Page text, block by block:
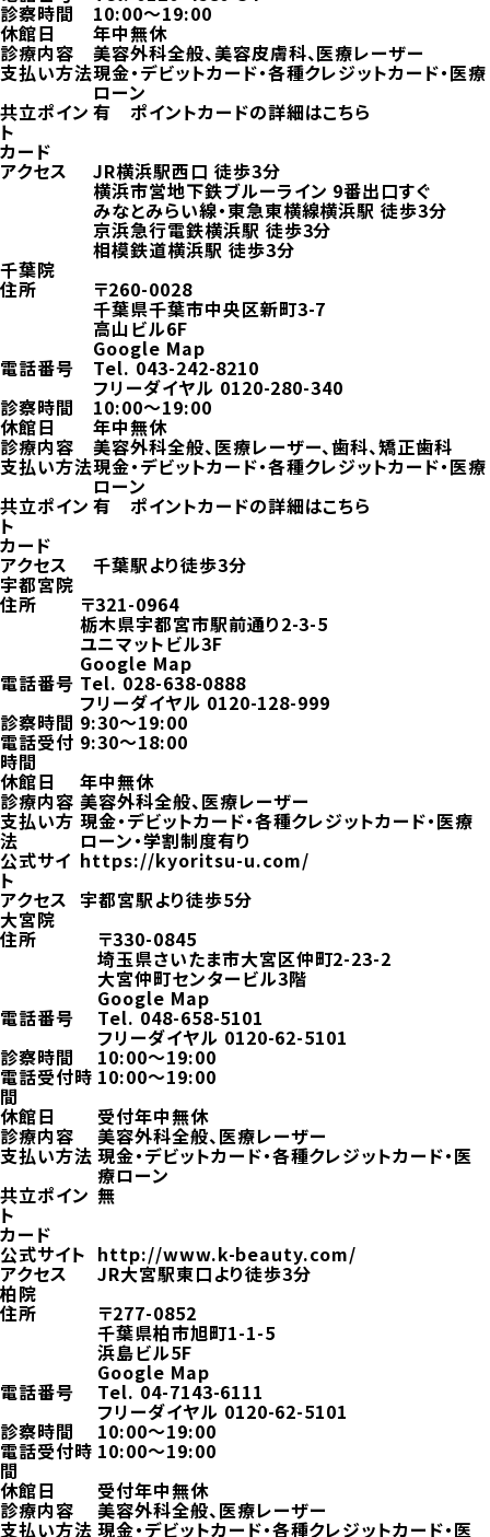
診察時間 10:00～19:00
休館日 年中無休
診療内容 美容外科全般、美容皮膚科、医療レーザー
支払い方法現金・デビットカード・各種クレジットカード・医療
ローン
共立ポイン
ト
カード
有 ポイントカードの詳細はこちら
アクセス JR横浜駅西口 徒歩3分
横浜市営地下鉄ブルーライン 9番出口すぐ
みなとみらい線・東急東横線横浜駅 徒歩3分
京浜急行電鉄横浜駅 徒歩3分
相模鉄道横浜駅 徒歩3分
千葉院
住所 〒260-0028
千葉県千葉市中央区新町3-7
高山ビル6F
Google Map
電話番号 Tel.043-242-8210
フリーダイヤル 0120-280-340
診察時間 10:00～19:00
休館日 年中無休
診療内容 美容外科全般、医療レーザー、歯科、矯正歯科
支払い方法現金・デビットカード・各種クレジットカード・医療
ローン
共立ポイン
ト
カード
有 ポイントカードの詳細はこちら
アクセス 千葉駅より徒歩3分
宇都宮院
住所 〒321-0964
栃木県宇都宮市駅前通り2-3-5
ユニマットビル3F
Google Map
電話番号 Tel.028-638-0888
フリーダイヤル 0120-128-999
診察時間 9:30～19:00
電話受付
時間
9:30～18:00
休館日
年中無休
診療内容 美容外科全般、医療レーザー
支払い方
法
現金・デビットカード・各種クレジットカード・医療
ローン・学割制度有り
公式サイ
ト
https://kyoritsu-u.com/
アクセス 宇都宮駅より徒歩5分
大宮院
住所 〒330-0845
埼玉県さいたま市大宮区仲町2-23-2
大宮仲町センタービル3階
Google Map
電話番号 Tel.048-658-5101
フリーダイヤル 0120-62-5101
診察時間 10:00～19:00
電話受付時
間
10:00～19:00
休館日
受付年中無休
診療内容 美容外科全般、医療レーザー
支払い方法 現金・デビットカード・各種クレジットカード・医
療ローン
共立ポイン
ト
カード
無
公式サイト http://www.k-beauty.com/
アクセス JR大宮駅東口より徒歩3分
柏院
住所 〒277-0852
千葉県柏市旭町1-1-5
浜島ビル5F
Google Map
電話番号 Tel.04-7143-6111
フリーダイヤル 0120-62-5101
診察時間 10:00～19:00
電話受付時
間
10:00～19:00
休館日
受付年中無休
診療内容 美容外科全般、医療レーザー
支払い方法 現金・デビットカード・各種クレジットカード・医